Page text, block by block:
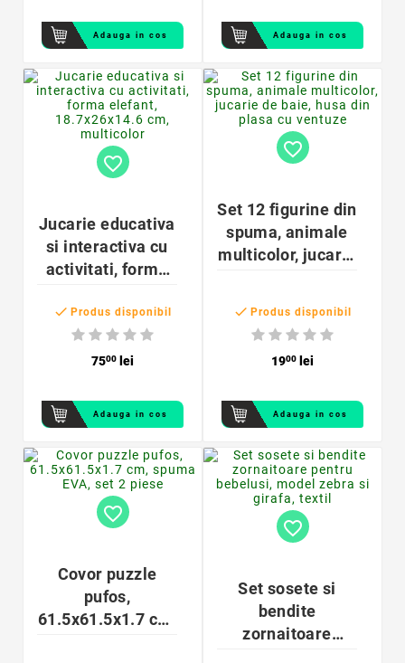
Adauga in cos Adauga in cos
favorite_border
Jucarie educativa
si interactiva cu
activitati, forma
18.7x26x14.6 cm,
multicolor
 Produs disponibil
7500 lei
Adauga in cos
favorite_border
Set 12 figurine din
spuma, animale
multicolor, jucarie
 Produs disponibil
1900 lei
Adauga in cos
favorite_border
Covor puzzle
pufos,
61.5x61.5x1.7 cm,
favorite_border
Set sosete si
bendite
zornaitoare